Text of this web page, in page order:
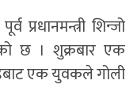
प्रधानमन्त्री शिन्जो
छ । शुक्रबार एक
एक युवकले गोली